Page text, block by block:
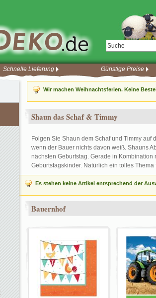
Schnelle Lieferung Günstige Preise
Wir machen Weihnachtsferien. Keine
Shaun das Schaf & Timmy
Folgen Sie Shaun dem Schaf und Timmy
wenn der Bauer nichts davon weiß. Shauns
nächsten Geburtstag. Gerade in
Geburtstagskinder. Natürlich ein tolles
Es stehen keine Artikel entsprechend der
Bauernhof